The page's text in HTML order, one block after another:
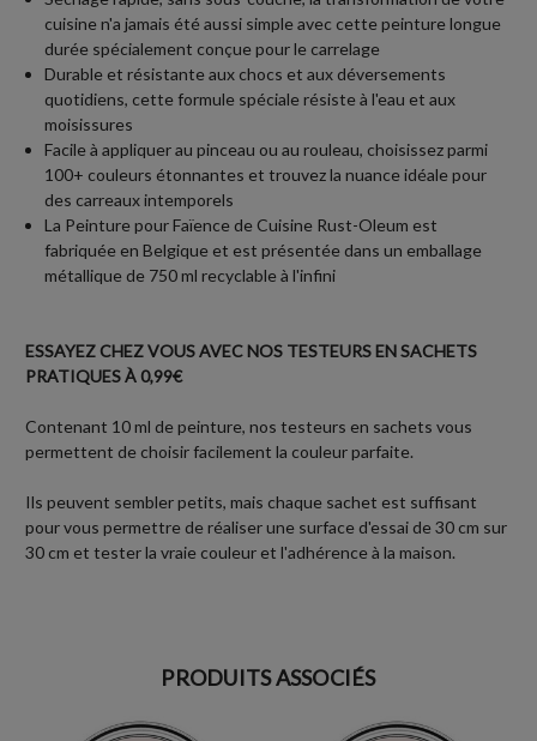
cuisine n'a jamais été aussi simple avec cette peinture longue
durée spécialement conçue pour le carrelage
Durable et résistante aux chocs et aux déversements
quotidiens, cette formule spéciale résiste à l'eau et aux
moisissures
Facile à appliquer au pinceau ou au rouleau, choisissez parmi
100+ couleurs étonnantes et trouvez la nuance idéale pour
des carreaux intemporels
La Peinture pour Faïence de Cuisine Rust-Oleum est
fabriquée en Belgique et est présentée dans un emballage
métallique de 750 ml recyclable à l'infini
ESSAYEZ CHEZ VOUS AVEC NOS TESTEURS EN SACHETS
PRATIQUES À 0,99€
Contenant 10 ml de peinture, nos testeurs en sachets vous
permettent de choisir facilement la couleur parfaite.
Ils peuvent sembler petits, mais chaque sachet est suffisant
pour vous permettre de réaliser une surface d'essai de 30 cm sur
30 cm et tester la vraie couleur et l'adhérence à la maison.
PRODUITS ASSOCIÉS